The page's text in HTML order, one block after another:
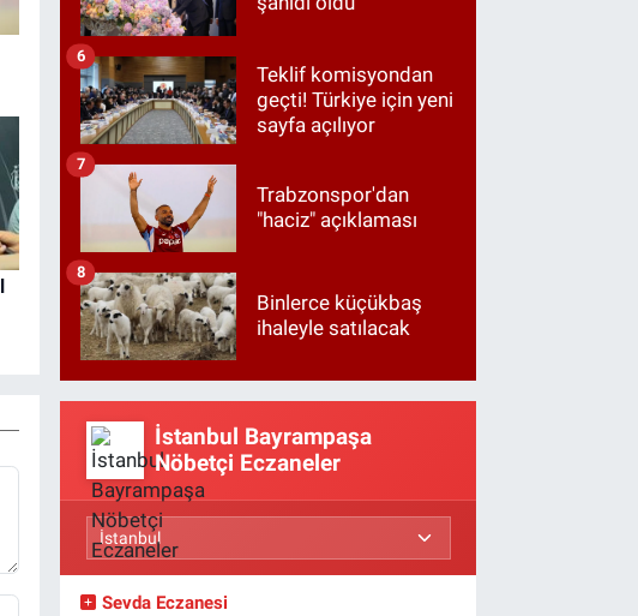
Teklif komisyondan
geçti! Türkiye için yeni
sayfa açılıyor
6
Trabzonspor'dan
"haciz" açıklaması
7
Binlerce küçükbaş
ihaleyle satılacak
8
İstanbul Bayrampaşa
Nöbetçi Eczaneler
Sevda Eczanesi